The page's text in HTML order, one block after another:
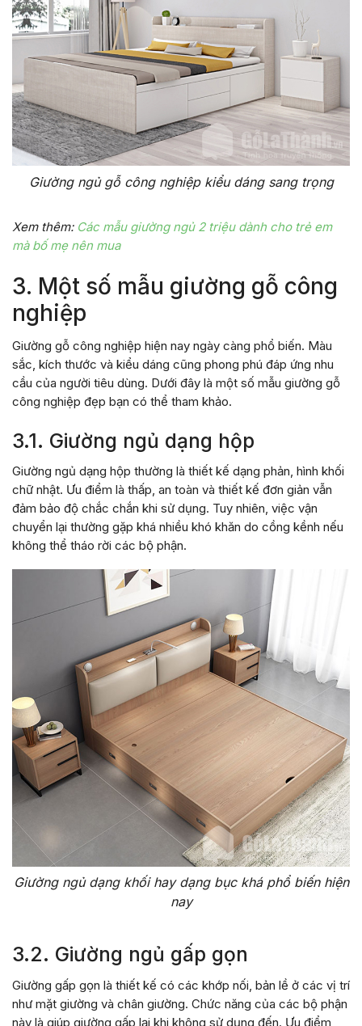
Giường ngủ gỗ công nghiệp kiểu dáng sang trọng
Xem thêm: Các mẫu giường ngủ 2 triệu dành cho trẻ em
mà bố mẹ nên mua
3. Một số mẫu giường gỗ công
nghiệp
Giường gỗ công nghiệp hiện nay ngày càng phổ biến. Màu
sắc, kích thước và kiểu dáng cũng phong phú đáp ứng nhu
cầu của người tiêu dùng. Dưới đây là một số mẫu giường gỗ
công nghiệp đẹp bạn có thể tham khảo.
3.1. Giường ngủ dạng hộp
Giường ngủ dạng hộp thường là thiết kế dạng phản, hình khối
chữ nhật. Ưu điểm là thấp, an toàn và thiết kế đơn giản vẫn
đảm bảo độ chắc chắn khi sử dụng. Tuy nhiên, việc vận
chuyển lại thường gặp khá nhiều khó khăn do cồng kềnh nếu
không thể tháo rời các bộ phận.
Giường ngủ dạng khối hay dạng bục khá phổ biến hiện
nay
3.2. Giường ngủ gấp gọn
Giường gấp gọn là thiết kế có các khớp nối, bản lề ở các vị trí
như mặt giường và chân giường. Chức năng của các bộ phận
này là giúp giường gấp lại khi không sử dụng đến. Ưu điểm